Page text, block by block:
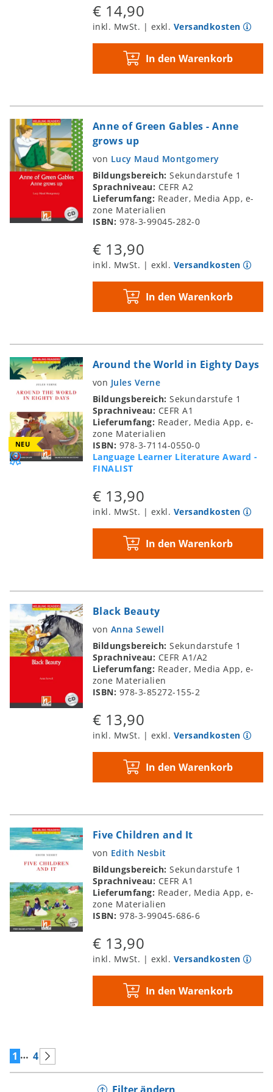
€ 14,90
inkl. MwSt. | exkl. Versandkosten
In den Warenkorb
Anne of Green Gables - Anne
grows up
von Lucy Maud Montgomery
Bildungsbereich:Sekundarstufe 1
Sprachniveau: CEFR A2
Lieferumfang: Reader, Media App, e-
zone Materialien
ISBN: 978-3-99045-282-0
€ 13,90
inkl. MwSt. | exkl. Versandkosten
In den Warenkorb
NEU
Around the World in Eighty Days
von Jules Verne
Bildungsbereich:Sekundarstufe 1
Sprachniveau: CEFR A1
Lieferumfang: Reader, Media App, e-
zone Materialien
ISBN: 978-3-7114-0550-0
Language Learner Literature Award -
FINALIST
€ 13,90
inkl. MwSt. | exkl. Versandkosten
In den Warenkorb
Black Beauty
von Anna Sewell
Bildungsbereich:Sekundarstufe 1
Sprachniveau: CEFR A1/A2
Lieferumfang: Reader, Media App, e-
zone Materialien
ISBN: 978-3-85272-155-2
€ 13,90
inkl. MwSt. | exkl. Versandkosten
In den Warenkorb
Five Children and It
von Edith Nesbit
Bildungsbereich:Sekundarstufe 1
Sprachniveau: CEFR A1
Lieferumfang: Reader, Media App, e-
zone Materialien
ISBN: 978-3-99045-686-6
€ 13,90
inkl. MwSt. | exkl. Versandkosten
In den Warenkorb
1 … 4